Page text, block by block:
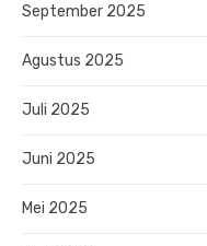
September 2025
Agustus 2025
Juli 2025
Juni 2025
Mei 2025